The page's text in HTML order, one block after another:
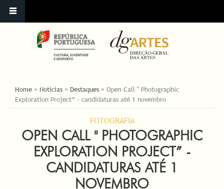
ESTÁ AQUI
Home » Notícias » Destaques » Open Call " Photographic
Exploration Project” - candidaturas até 1 novembro
FOTOGRAFIA
OPEN CALL " PHOTOGRAPHIC
EXPLORATION PROJECT” -
CANDIDATURAS ATÉ 1
NOVEMBRO